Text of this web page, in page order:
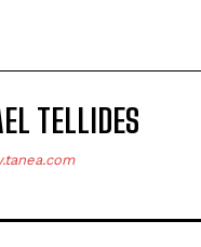
TELLIDES